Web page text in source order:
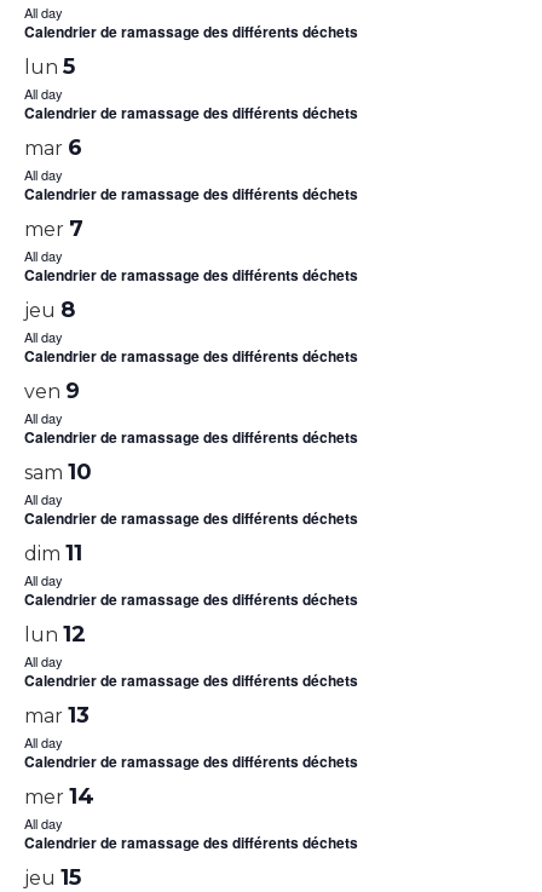
All day
Calendrier de ramassage des différents déchets
lun 5
All day
Calendrier de ramassage des différents déchets
mar 6
All day
Calendrier de ramassage des différents déchets
mer 7
All day
Calendrier de ramassage des différents déchets
jeu 8
All day
Calendrier de ramassage des différents déchets
ven 9
All day
Calendrier de ramassage des différents déchets
sam 10
All day
Calendrier de ramassage des différents déchets
dim 11
All day
Calendrier de ramassage des différents déchets
lun 12
All day
Calendrier de ramassage des différents déchets
mar 13
All day
Calendrier de ramassage des différents déchets
mer 14
All day
Calendrier de ramassage des différents déchets
jeu 15